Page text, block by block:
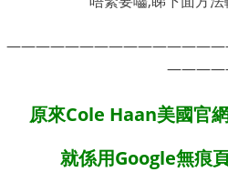
原來Cole Haan美國官
就係用Google無痕